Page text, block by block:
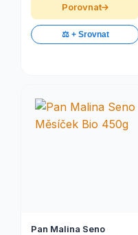
Porovnat
⚖️ + Srovnat
Pan Malina Seno